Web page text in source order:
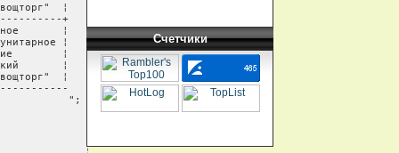
¦
+
¦
¦
¦
¦
¦
";
Счетчики